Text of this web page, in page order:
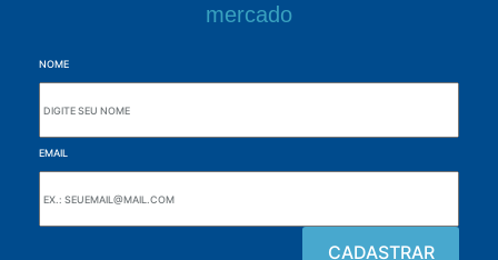
mercado
NOME
EMAIL